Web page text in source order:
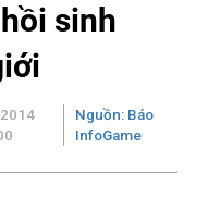
sinh
Nguồn: Báo
InfoGame